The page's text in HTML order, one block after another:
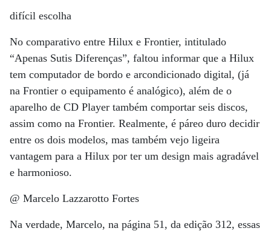
difícil escolha
No comparativo entre Hilux e Frontier, intitulado
“Apenas Sutis Diferenças”, faltou informar que a Hilux
tem computador de bordo e arcondicionado digital, (já
na Frontier o equipamento é analógico), além de o
aparelho de CD Player também comportar seis discos,
assim como na Frontier. Realmente, é páreo duro decidir
entre os dois modelos, mas também vejo ligeira
vantagem para a Hilux por ter um design mais agradável
e harmonioso.
@ Marcelo Lazzarotto Fortes
Na verdade, Marcelo, na página 51, da edição 312, essas